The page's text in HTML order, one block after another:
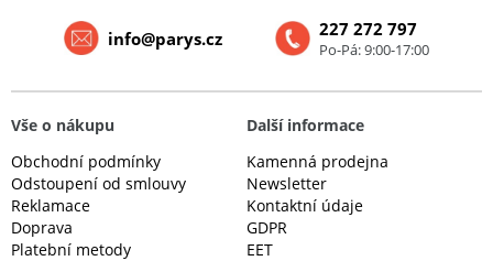
227 272 797
Po-Pá: 9:00-17:00
info@parys.cz
Vše o nákupu
Obchodní podmínky
Odstoupení od smlouvy
Reklamace
Doprava
Platební metody
Další informace
Kamenná prodejna
Newsletter
Kontaktní údaje
GDPR
EET